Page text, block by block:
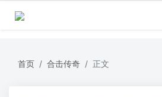
首页 合击传奇 正文